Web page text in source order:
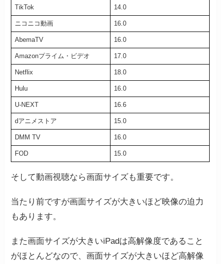
TikTok 14.0
ニコニコ動画 16.0
AbemaTV 16.0
Amazonプライム・ビデオ 17.0
Netflix 18.0
Hulu 16.0
U-NEXT 16.6
dアニメストア 15.0
DMM TV 16.0
FOD 15.0
そして動画視聴なら画面サイズも重要です。
当たり前ですが画面サイズが大きいほど映像の迫力
もあります。
また画面サイズが大きいiPadは高解像度であること
がほとんどなので、画面サイズが大きいほど高解像